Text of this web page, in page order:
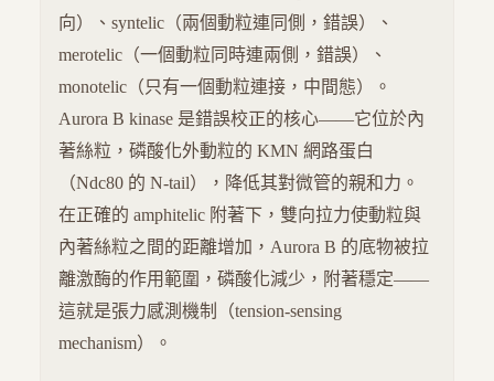
向）、syntelic（兩個動粒連同側，錯誤）、
merotelic（一個動粒同時連兩側，錯誤）、
monotelic（只有一個動粒連接，中間態）。
Aurora B kinase 是錯誤校正的核心——它位於內
著絲粒，磷酸化外動粒的 KMN 網路蛋白
（Ndc80 的 N-tail），降低其對微管的親和力。
在正確的 amphitelic 附著下，雙向拉力使動粒與
內著絲粒之間的距離增加，Aurora B 的底物被拉
離激酶的作用範圍，磷酸化減少，附著穩定——
這就是張力感測機制（tension-sensing
mechanism）。